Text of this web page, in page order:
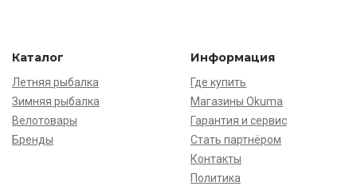
Каталог
Летняя рыбалка
Зимняя рыбалка
Велотовары
Бренды
Информация
Где купить
Магазины Okuma
Гарантия и сервис
Стать партнёром
Контакты
Политика